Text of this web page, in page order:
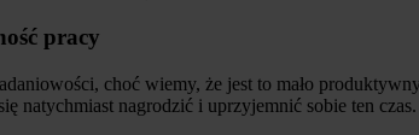
pracy
choć wiemy, że jest to mało
natychmiast nagrodzić i uprzyjemnić sobie ten czas.